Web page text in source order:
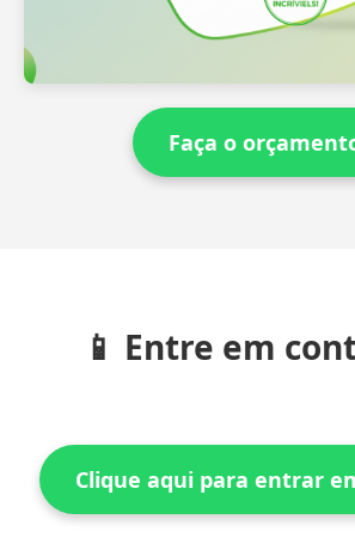
Faça o
📱 Entre em
Clique aqui para entrar